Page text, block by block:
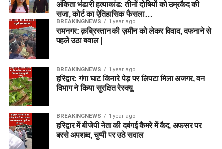
अंकिता भंडारी हत्याकांड: तीनों दोषियों को उम्रकैद की
सजा, कोर्ट का ऐतिहासिक फैसला…
BREAKINGNEWS 1 year ago
रामनगर: क़ब्रिस्तान की ज़मीन को लेकर विवाद, दफनाने से
पहले उठा बवाल |
BREAKINGNEWS 1 year ago
हरिद्वार: गंगा घाट किनारे पेड़ पर लिपटा मिला अजगर, वन
विभाग ने किया सुरक्षित रेस्क्यू
BREAKINGNEWS 1 year ago
हरिद्वार में बीजेपी नेता की दबंगई कैमरे में कैद, अफसर पर
बरसे अपशब्द, चुप्पी पर उठे सवाल